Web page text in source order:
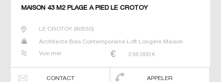
MAISON 43 M2 PLAGE À PIED LE CROTOY
LE CROTOY(80550)
Architecte Bois Contemporaine Loft Longère Maison
Vue mer
236 000 €
CONTACT APPELER